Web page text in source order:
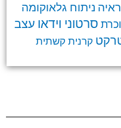
ניתוח גלאוקומה
סרטוני וידאו עצב
קרנית קשתית